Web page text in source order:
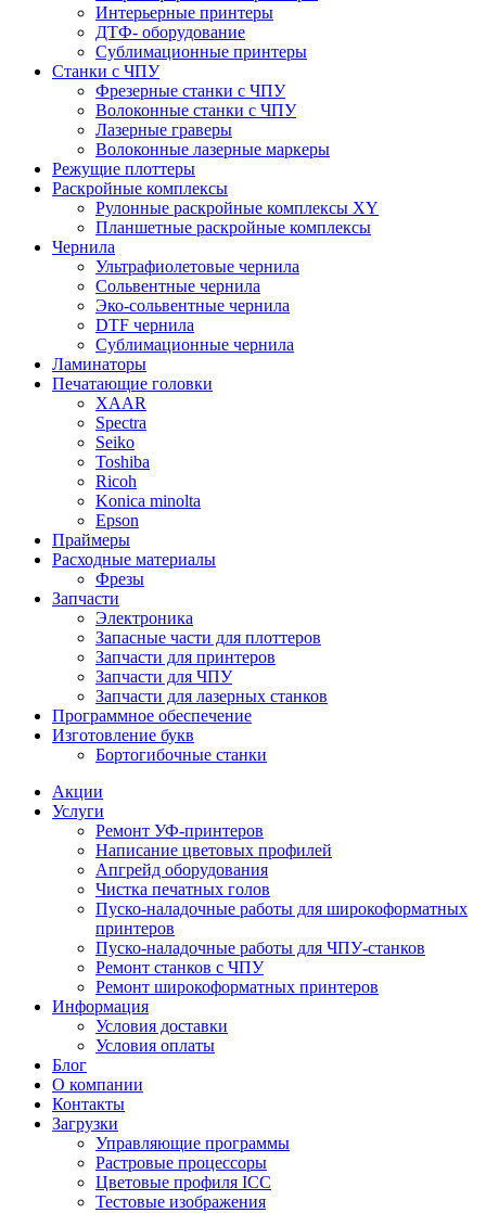
Интерьерные принтеры
ДТФ- оборудование
Сублимационные принтеры
Станки с ЧПУ
Фрезерные станки с ЧПУ
Волоконные станки с ЧПУ
Лазерные граверы
Волоконные лазерные маркеры
Режущие плоттеры
Раскройные комплексы
Рулонные раскройные комплексы XY
Планшетные раскройные комплексы
Чернила
Ультрафиолетовые чернила
Сольвентные чернила
Эко-сольвентные чернила
DTF чернила
Сублимационные чернила
Ламинаторы
Печатающие головки
XAAR
Spectra
Seiko
Toshiba
Ricoh
Konica minolta
Epson
Праймеры
Расходные материалы
Фрезы
Запчасти
Электроника
Запасные части для плоттеров
Запчасти для принтеров
Запчасти для ЧПУ
Запчасти для лазерных станков
Программное обеспечение
Изготовление букв
Бортогибочные станки
Акции
Услуги
Ремонт УФ-принтеров
Написание цветовых профилей
Апгрейд оборудования
Чистка печатных голов
Пуско-наладочные работы для широкоформатных
принтеров
Пуско-наладочные работы для ЧПУ-станков
Ремонт станков с ЧПУ
Ремонт широкоформатных принтеров
Информация
Условия доставки
Условия оплаты
Блог
О компании
Контакты
Загрузки
Управляющие программы
Растровые процессоры
Цветовые профиля ICC
Тестовые изображения